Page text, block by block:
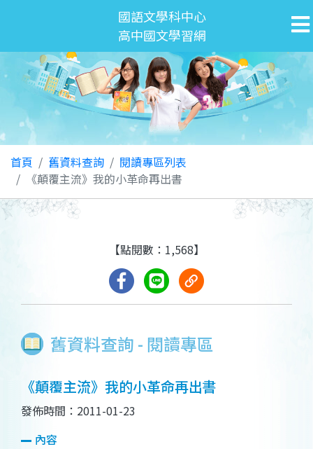
國語文學科中心
高中國文學習網
首頁 舊資料查詢
閱讀專區列表
《顛覆主流》我的小革命再出書
舊資料查詢 - 閱讀專區
【點閱數：1,568】
《顛覆主流》我的小革命再出書
發佈時間：2011-01-23
內容